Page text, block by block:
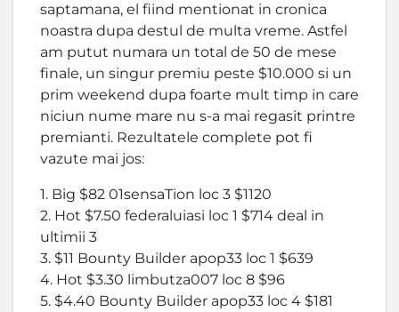
saptamana, el fiind mentionat in cronica
noastra dupa destul de multa vreme. Astfel
am putut numara un total de 50 de mese
finale, un singur premiu peste $10.000 si un
prim weekend dupa foarte mult timp in care
niciun nume mare nu s-a mai regasit printre
premianti. Rezultatele complete pot fi
vazute mai jos:
1. Big $82 01sensaTion loc 3 $1120
2. Hot $7.50 federaluiasi loc 1 $714 deal in
ultimii 3
3. $11 Bounty Builder apop33 loc 1 $639
4. Hot $3.30 limbutza007 loc 8 $96
5. $4.40 Bounty Builder apop33 loc 4 $181